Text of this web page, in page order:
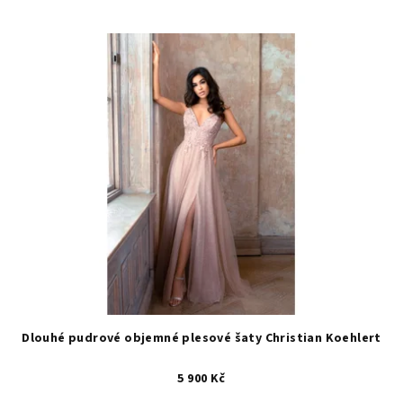
Dlouhé pudrové objemné plesové šaty Christian Koehlert
5 900 Kč